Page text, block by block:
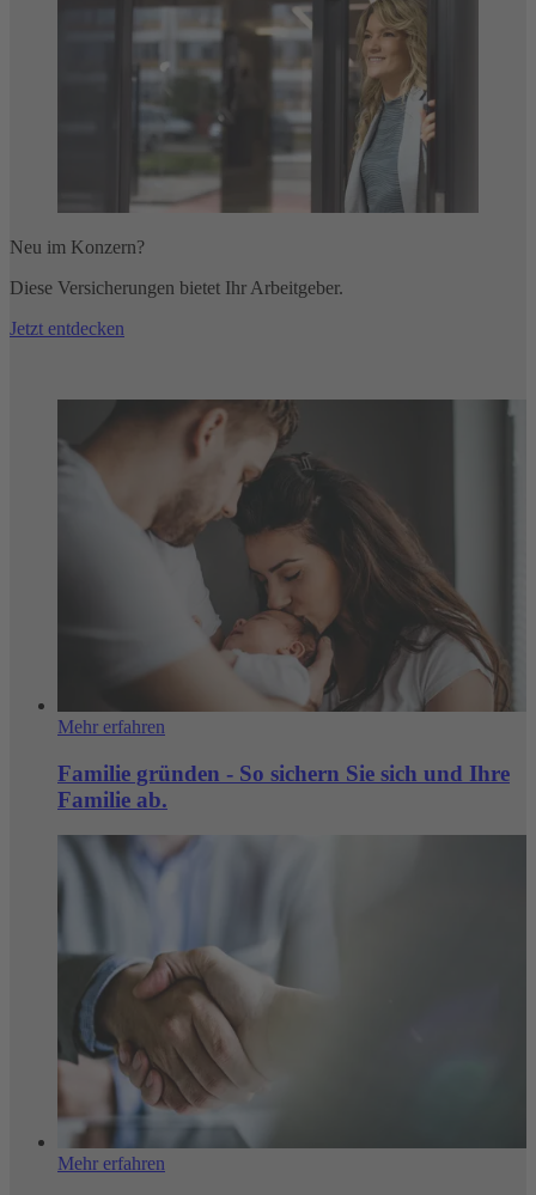
Neu im Konzern?
Diese Versicherungen bietet Ihr Arbeitgeber.
Jetzt entdecken
Mehr erfahren
Familie gründen - So sichern Sie sich und Ihre
Familie ab.
Mehr erfahren